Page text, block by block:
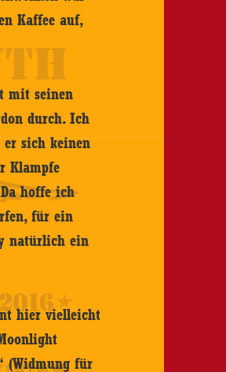
Kaffee auf,
mit seinen
durch. Ich
er sich keinen
Klampfe
hoffe ich
für ein
natürlich ein
hier vielleicht
(Widmung für